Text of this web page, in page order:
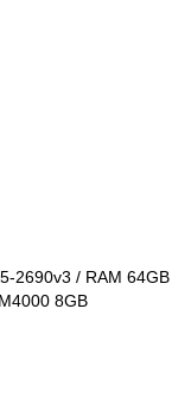
2690v3 / RAM 64GB
8GB